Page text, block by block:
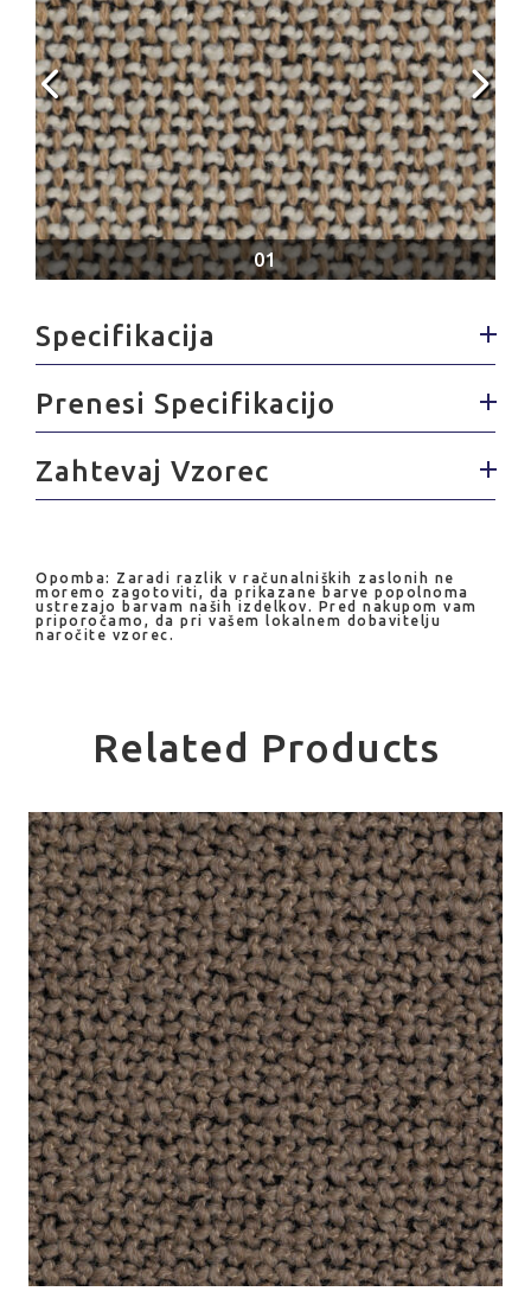
01
Specifikacija
Prenesi Specifikacijo
Zahtevaj Vzorec
Opomba: Zaradi razlik v računalniških zaslonih ne
moremo zagotoviti, da prikazane barve popolnoma
ustrezajo barvam naših izdelkov. Pred nakupom vam
priporočamo, da pri vašem lokalnem dobavitelju
naročite vzorec.
Related Products